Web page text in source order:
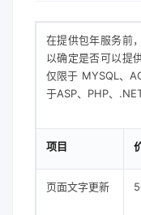
在提供包年服务前
以确定是否可以提
仅限于 MYSQL、
于ASP、PHP、.NET
项目
页面文字更新